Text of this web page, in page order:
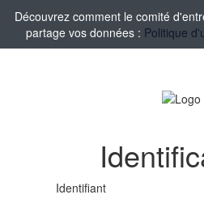
Découvrez comment le comité
partage vos données : Politique
Identifiant